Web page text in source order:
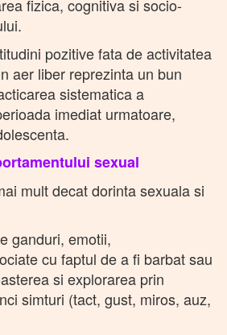
fizica, cognitiva si socio-
pozitive fata de activitatea
aer liber reprezinta un bun
sistematica a
imediat urmatoare,
sexual
mult decat dorinta sexuala si
ganduri, emotii,
cu faptul de a fi barbat sau
si explorarea prin
simturi (tact, gust, miros, auz,